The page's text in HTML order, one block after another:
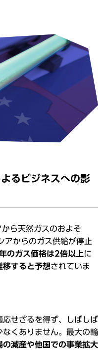
るビジネスへの影
ら天然ガスのおよそ
アからのガス供給が停⽌
のガス価格は2倍以上に
移すると予想されていま
せざるを得ず、しばしば
くありません。最⼤の輸
の減産や他国での事業拡⼤